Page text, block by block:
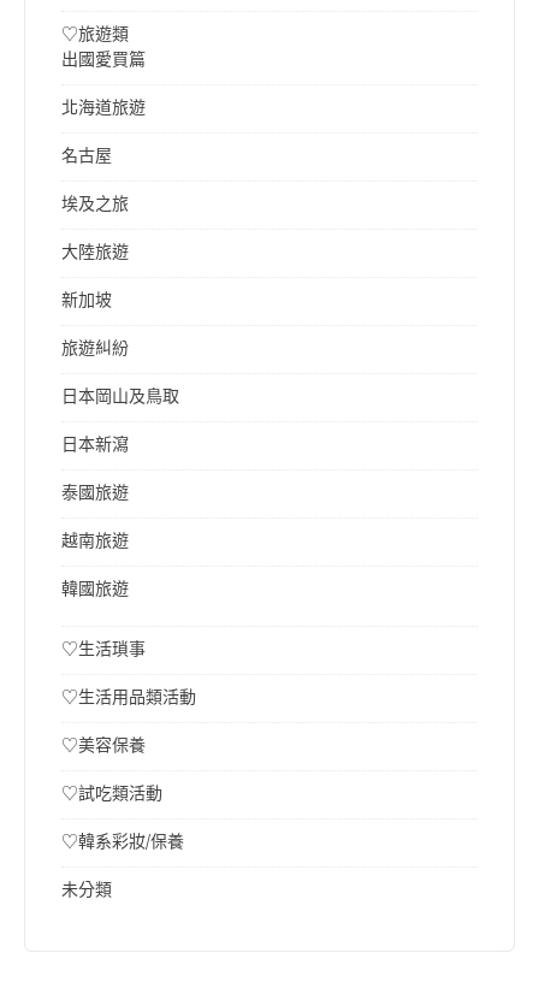
♡旅遊類
出國愛買篇
北海道旅遊
名古屋
埃及之旅
大陸旅遊
新加坡
旅遊糾紛
日本岡山及鳥取
日本新瀉
泰國旅遊
越南旅遊
韓國旅遊
♡生活瑣事
♡生活用品類活動
♡美容保養
♡試吃類活動
♡韓系彩妝/保養
未分類